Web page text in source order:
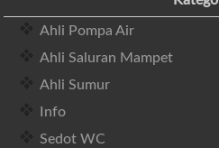
Ahli Pompa Air
Ahli Saluran Mampet
Ahli Sumur
Info
Sedot WC